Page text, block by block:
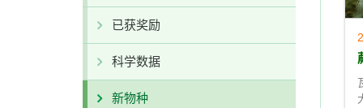
已获奖励
科学数据
新物种